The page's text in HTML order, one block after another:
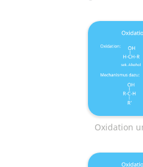
Oxidation